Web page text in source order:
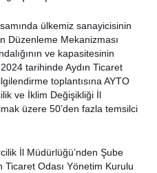
ülkemiz sanayicisinin
Düzenleme Mekanizması
ve kapasitesinin
tarihinde Aydın Ticaret
toplantısına AYTO
ve İklim Değişikliği İl
üzere 50’den fazla temsilci
İl Müdürlüğü’nden Şube
Ticaret Odası Yönetim Kurulu